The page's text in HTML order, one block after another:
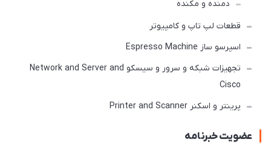
دمنده و مکنده
قطعات لپ تاپ و کامپیوتر
اسپرسو ساز Espresso Machine
تجهیزات شبکه و سرور و سیسکو Network and Server and
Cisco
پرینتر و اسکنر Printer and Scanner
عضویت خبرنامه